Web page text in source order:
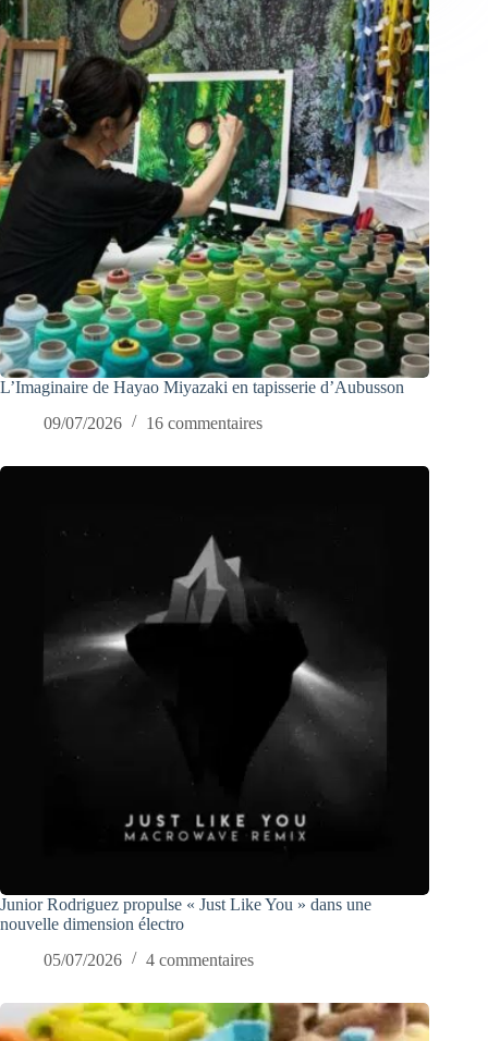
L’Imaginaire de Hayao Miyazaki en tapisserie d’Aubusson
09/07/2026
16 commentaires
Junior Rodriguez propulse « Just Like You » dans une
nouvelle dimension électro
05/07/2026
4 commentaires